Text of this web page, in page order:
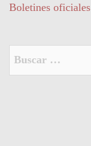
Boletines oficiales